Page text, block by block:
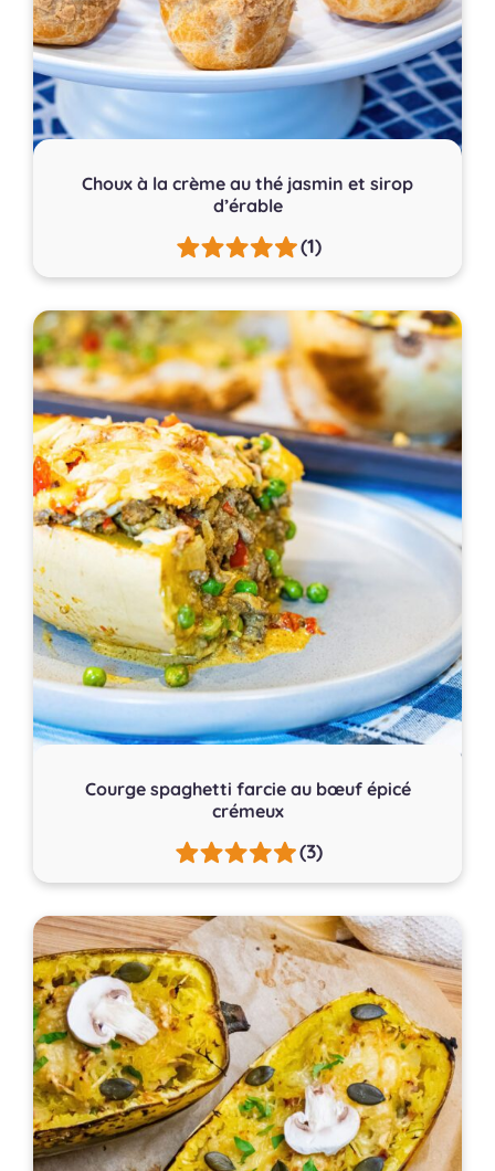
Choux à la crème au thé jasmin et sirop
d’érable
(1)
Courge spaghetti farcie au bœuf épicé
crémeux
(3)